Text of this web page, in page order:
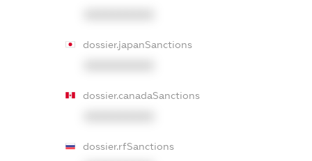
dossier.japanSanctions
dossier.canadaSanctions
dossier.rfSanctions